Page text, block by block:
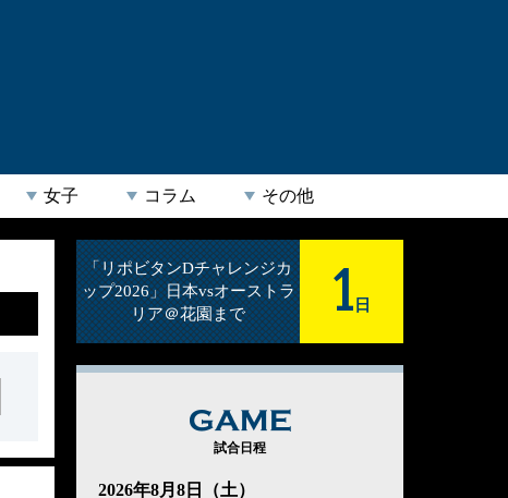
女子 コラム その他
「リポビタンDチャレンジカ
ップ2026」日本vsオーストラ
リア＠花園まで
1 日
GAME
試合日程
2026年8月8日（土）